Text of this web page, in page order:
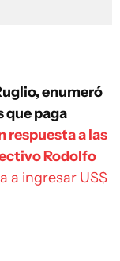
enumeró
que paga
respuesta a las
Rodolfo
a ingresar US$